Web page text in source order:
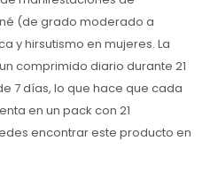
(de grado moderado a
y hirsutismo en mujeres. La
comprimido diario durante 21
7 días, lo que hace que cada
en un pack con 21
encontrar este producto en